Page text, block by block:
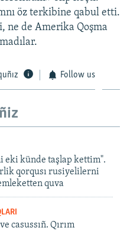
öz terkibine qabul etti.
ne de Amerika Qoşma
Follow us
eki künde taşlap kettim".
qorqusı rusiyelilerni
quva
casussıñ. Qırım